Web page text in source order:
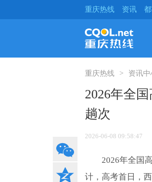
重庆热线 资讯
重庆热线 资讯中
2026年全
趟次
2026-06-08 09:58:47
2026年全国
计，高考首日，